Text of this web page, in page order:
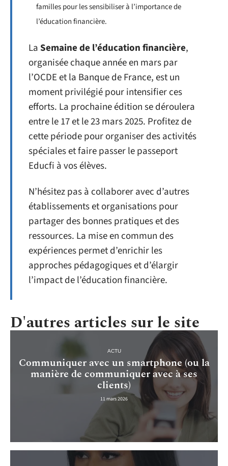
familles pour les sensibiliser à l’importance de
l’éducation financière.
LaSemaine de l’éducation financière,
organisée chaque année en mars par
l’OCDE et la Banque de France, est un
moment privilégié pour intensifier ces
efforts. La prochaine édition se déroulera
entre le 17 et le 23 mars 2025. Profitez de
cette période pour organiser des activités
spéciales et faire passer le passeport
Educfi à vos élèves.
N’hésitez pas à collaborer avec d’autres
établissements et organisations pour
partager des bonnes pratiques et des
ressources. La mise en commun des
expériences permet d’enrichir les
approches pédagogiques et d’élargir
l’impact de l’éducation financière.
D'autres articles sur le site
ACTU
Communiquer avec un smartphone (ou la
manière de communiquer avec à ses
clients)
11 mars 2026